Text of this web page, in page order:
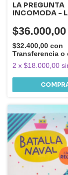
LA PREGUNTA
INCOMODA -
$36.000,00
$32.400,00 con
Transferencia o
2 x $18.000,00